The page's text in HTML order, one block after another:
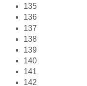
135
136
137
138
139
140
141
142